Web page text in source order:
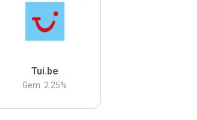
Tui.be
Gem. 2.25%